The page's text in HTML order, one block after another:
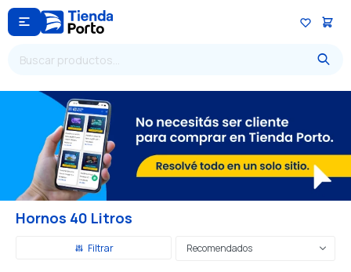

Hornos 40 Litros
Recomendados